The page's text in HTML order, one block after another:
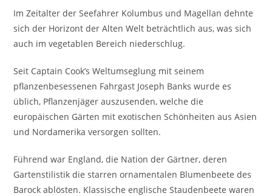
Im Zeitalter der Seefahrer Kolumbus und Magellan dehnte
sich der Horizont der Alten Welt beträchtlich aus, was sich
auch im vegetablen Bereich niederschlug.
Seit Captain Cook’s Weltumseglung mit seinem
pflanzenbesessenen Fahrgast Joseph Banks wurde es
üblich, Pflanzenjäger auszusenden, welche die
europäischen Gärten mit exotischen Schönheiten aus Asien
und Nordamerika versorgen sollten.
Führend war England, die Nation der Gärtner, deren
Gartenstilistik die starren ornamentalen Blumenbeete des
Barock ablösten. Klassische englische Staudenbeete waren